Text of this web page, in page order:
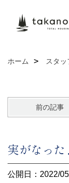
ホーム スタ
前の記事
実がなった
公開日：2022/